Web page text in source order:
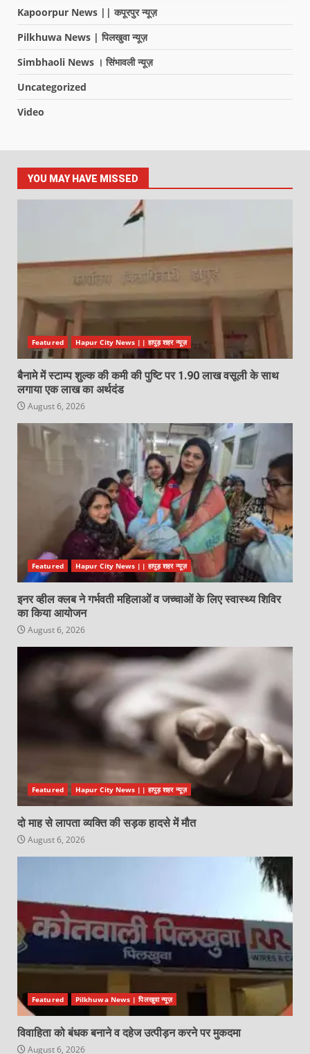
Kapoorpur News || कपूरपुर न्यूज़
Pilkhuwa News | पिलखुवा न्यूज़
Simbhaoli News । सिंभावली न्यूज़
Uncategorized
Video
YOU MAY HAVE MISSED
Featured Hapur City News || हापुड़ शहर न्यूज़
बैनामे में स्टाम्प शुल्क की कमी की पुष्टि पर 1.90 लाख वसूली के साथ
लगाया एक लाख का अर्थदंड
August 6, 2026
Featured Hapur City News || हापुड़ शहर न्यूज़
इनर व्हील क्लब ने गर्भवती महिलाओं व जच्चाओं के लिए स्वास्थ्य शिविर
का किया आयोजन
August 6, 2026
Featured Hapur City News || हापुड़ शहर न्यूज़
दो माह से लापता व्यक्ति की सड़क हादसे में मौत
August 6, 2026
Featured Pilkhuwa News | पिलखुवा न्यूज़
विवाहिता को बंधक बनाने व दहेज उत्पीड़न करने पर मुकदमा
August 6, 2026